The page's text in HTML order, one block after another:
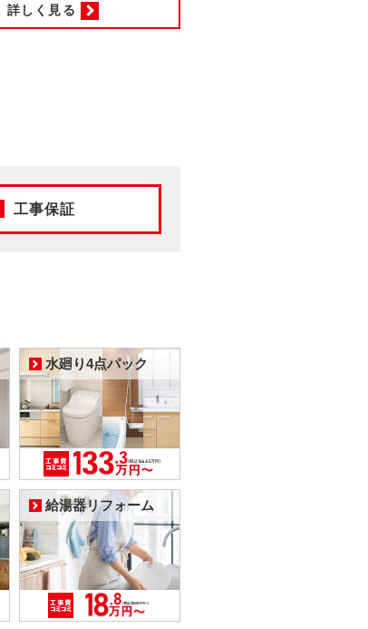
詳しく見る
工事保証
水廻り4点パック
給湯器リフォーム